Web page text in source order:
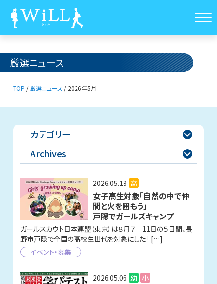
厳選ニュース
TOP /厳選ニュース / 2026年5月
カテゴリー 
Archives 
2026.05.13 高
女子高生対象「自然の中で仲
間と火を囲もう」
戸隠でガールズキャンプ
ガールスカウト日本連盟（東京）は８月７—11日の５日間、長
野市戸隠で全国の高校生世代を対象にした「 […]
イベント・募集
2026.05.06 幼 小